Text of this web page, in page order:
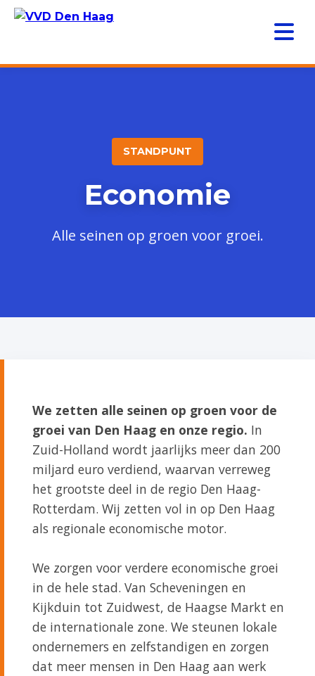
STANDPUNT
Economie
Alle seinen op groen voor groei.
We zetten alle seinen op groen voor de
groei van Den Haag en onze regio. In
Zuid-Holland wordt jaarlijks meer dan 200
miljard euro verdiend, waarvan verreweg
het grootste deel in de regio Den Haag-
Rotterdam. Wij zetten vol in op Den Haag
als regionale economische motor.
We zorgen voor verdere economische groei
in de hele stad. Van Scheveningen en
Kijkduin tot Zuidwest, de Haagse Markt en
de internationale zone. We steunen lokale
ondernemers en zelfstandigen en zorgen
dat meer mensen in Den Haag aan werk